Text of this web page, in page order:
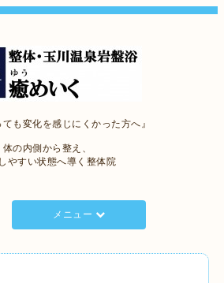
ても変化を感じにくかった方へ』
体の内側から整え、
やすい状態へ導く整体院
メニュー